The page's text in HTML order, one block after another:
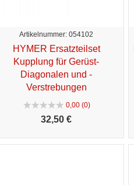
Artikelnummer: 054102
HYMER Ersatzteilset
Kupplung für Gerüst-
Diagonalen und -
Verstrebungen
0,00 (0)
32,50 €